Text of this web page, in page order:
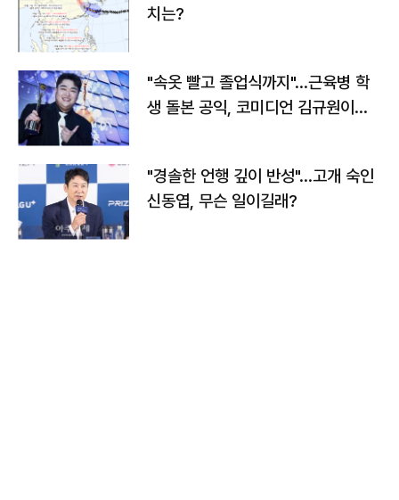
치는?
"속옷 빨고 졸업식까지"…근육병 학
생 돌본 공익, 코미디언 김규원이었
"경솔한 언행 깊이 반성"…고개 숙인
신동엽, 무슨 일이길래?